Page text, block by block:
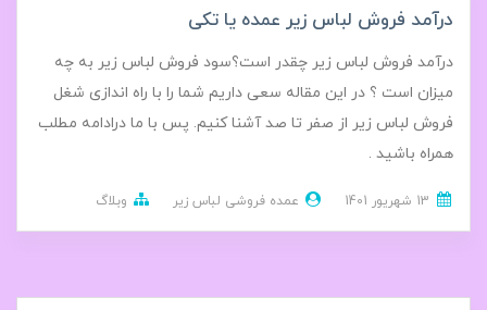
درآمد فروش لباس زیر عمده یا تکی
درآمد فروش لباس زیر چقدر است؟سود فروش لباس زیر به چه
میزان است ؟ در این مقاله سعی داریم شما را با راه اندازی شغل
فروش لباس زیر از صفر تا صد آشنا کنیم. پس با ما درادامه مطلب
همراه باشید .
عمده فروشی لباس زیر وبلاگ